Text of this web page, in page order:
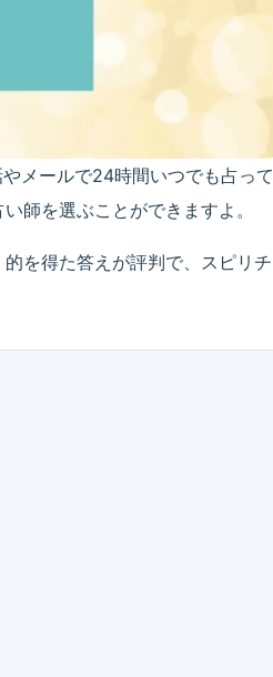
メールで24時間いつでも占って
師を選ぶことができますよ。
を得た答えが評判で、スピリチ